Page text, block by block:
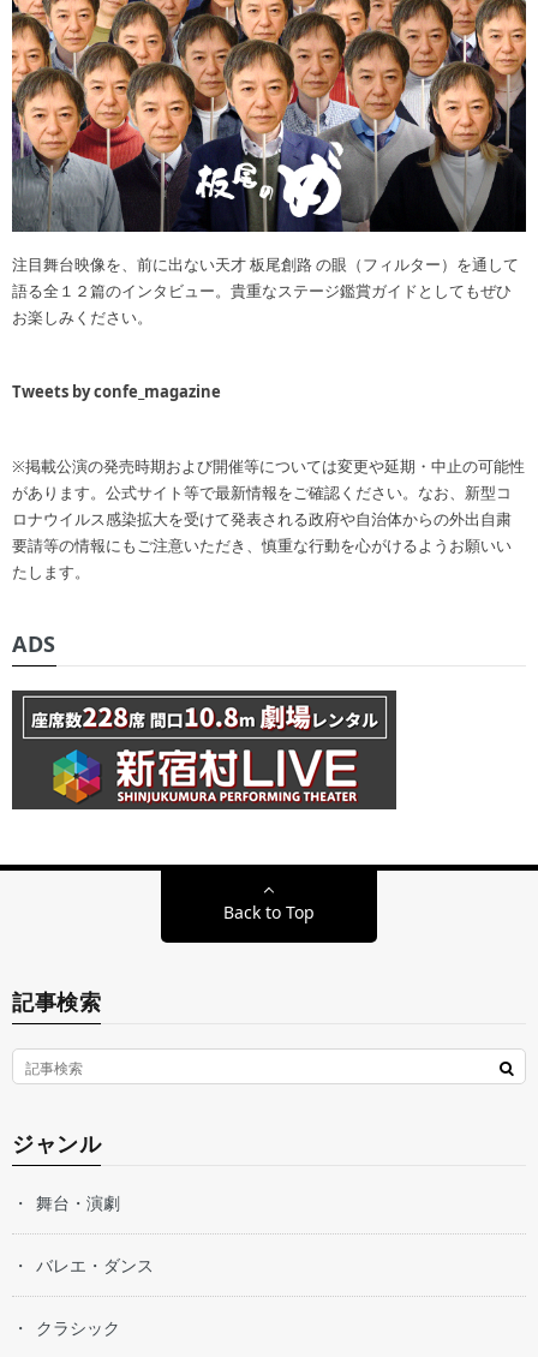
注目舞台映像を、前に出ない天才 板尾創路 の眼（フィルター）を通して
語る全１２篇のインタビュー。貴重なステージ鑑賞ガイドとしてもぜひ
お楽しみください。
Tweets by confe_magazine
※掲載公演の発売時期および開催等については変更や延期・中止の可能性
があります。公式サイト等で最新情報をご確認ください。なお、新型コ
ロナウイルス感染拡大を受けて発表される政府や自治体からの外出自粛
要請等の情報にもご注意いただき、慎重な行動を心がけるようお願いい
たします。
ADS
Back to Top
記事検索
ジャンル
舞台・演劇
バレエ・ダンス
クラシック